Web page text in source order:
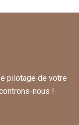
pilotage de votre
nous !